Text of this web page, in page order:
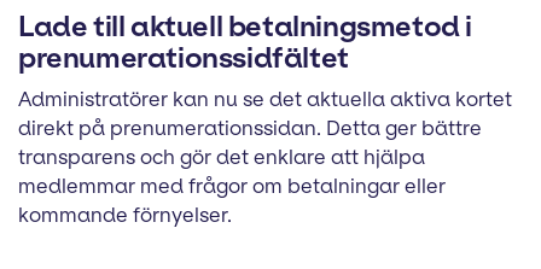
Lade till aktuell betalningsmetod i
prenumerationssidfältet
Administratörer kan nu se det aktuella aktiva kortet
direkt på prenumerationssidan. Detta ger bättre
transparens och gör det enklare att hjälpa
medlemmar med frågor om betalningar eller
kommande förnyelser.